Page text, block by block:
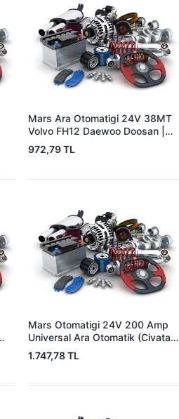
Mars Ara Otomatigi 24V 38MT
Volvo FH12 Daewoo Doosan |
ZM 4409 | OEM 10512097
972,79 TL
Mars Otomatigi 24V 200 Amp
Universal Ara Otomatik (Civatali)
| ZM 1404
1.747,78 TL